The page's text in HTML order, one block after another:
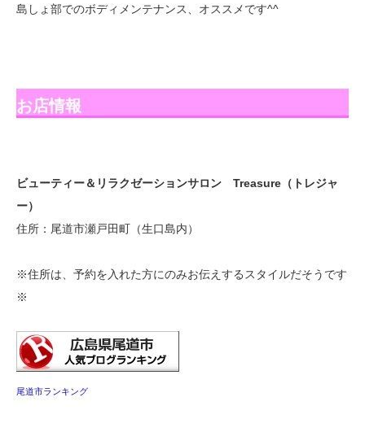
島しょ部でのボディメンテナンス、オススメです^^
お店情報
ビューティー＆リラクゼーションサロン Treasure（トレジャ
ー）
住所：尾道市瀬戸田町（生口島内）
※住所は、予約を入れた方にのみお伝えするスタイルだそうです
※
尾道市ランキング